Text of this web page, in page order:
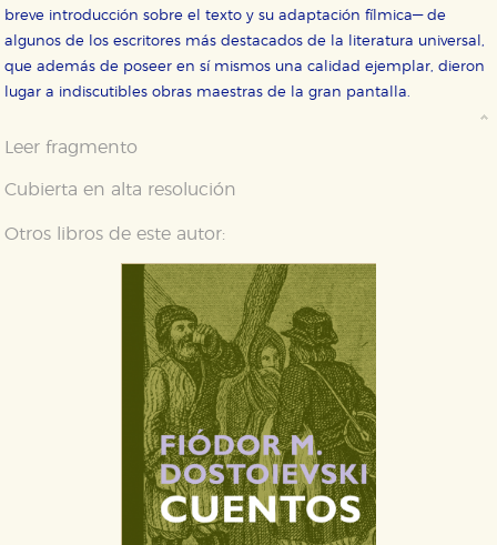
breve introducción sobre el texto y su adaptación fílmica— de
algunos de los escritores más destacados de la literatura universal,
que además de poseer en sí mismos una calidad ejemplar, dieron
lugar a indiscutibles obras maestras de la gran pantalla.
Leer fragmento
Cubierta en alta resolución
Otros libros de este autor: